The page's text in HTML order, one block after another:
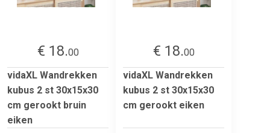
€ 18.00
vidaXL Wandrekken
kubus 2 st 30x15x30
cm gerookt bruin
eiken
€ 18.00
vidaXL Wandrekken
kubus 2 st 30x15x30
cm gerookt eiken